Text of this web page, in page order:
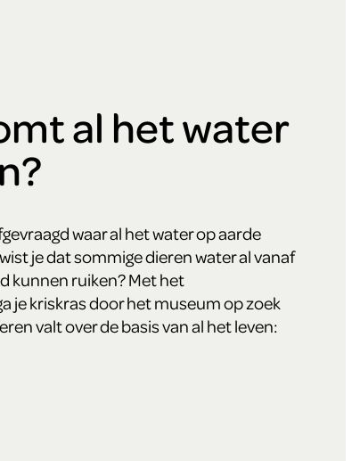
al het water
waar al het water op aarde
je dat sommige dieren water al vanaf
kunnen ruiken? Met het
je kriskras door het museum op zoek
valt over de basis van al het leven: